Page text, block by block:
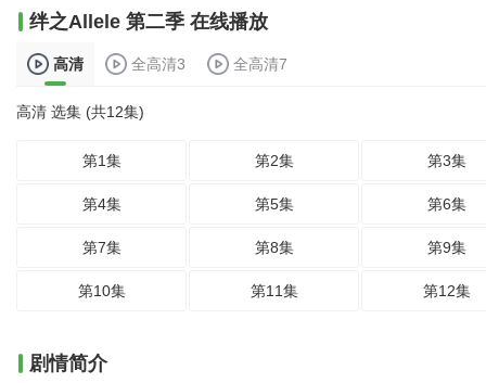
绊之Allele 第二季 在线播放
高清 全高清3 全高清7
高清 选集 (共12集)
第1集 第2集 第3集
第4集 第5集 第6集
第7集 第8集 第9集
第10集 第11集 第12集
剧情简介